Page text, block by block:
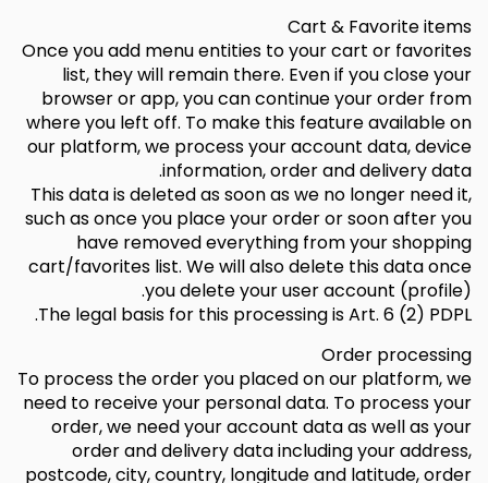
Cart & Favorite items
Once you add menu entities to your cart or favorites
list, they will remain there. Even if you close your
browser or app, you can continue your order from
where you left off. To make this feature available on
our platform, we process your account data, device
information, order and delivery data.
This data is deleted as soon as we no longer need it,
such as once you place your order or soon after you
have removed everything from your shopping
cart/favorites list. We will also delete this data once
you delete your user account (profile).
The legal basis for this processing is Art. 6 (2) PDPL.
Order processing
To process the order you placed on our platform, we
need to receive your personal data. To process your
order, we need your account data as well as your
order and delivery data including your address,
postcode, city, country, longitude and latitude, order